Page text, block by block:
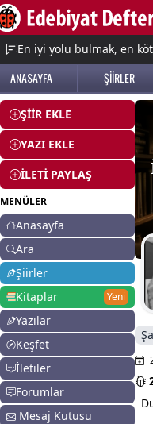
En iyi yolu bulmak, en
ANASAYFA ŞİİRLER
ŞİİR EKLE
YAZI EKLE
İLETİ PAYLAŞ
MENÜLER
Anasayfa
Ara
Şiirler
Kitaplar
Yeni
Yazılar
Keşfet
İletiler
Forumlar
Mesaj Kutusu